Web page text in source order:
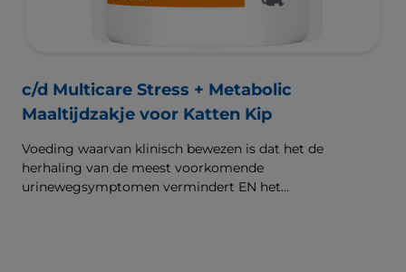
c/d Multicare Stress + Metabolic
Maaltijdzakje voor Katten Kip
Voeding waarvan klinisch bewezen is dat het de
herhaling van de meest voorkomende
urinewegsymptomen vermindert EN het